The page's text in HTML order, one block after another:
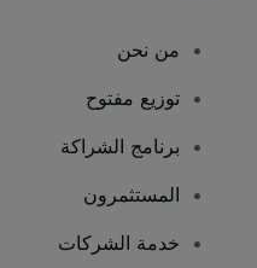
من نحن
توزيع مفتوح
برنامج الشراكة
المستثمرون
خدمة الشركات